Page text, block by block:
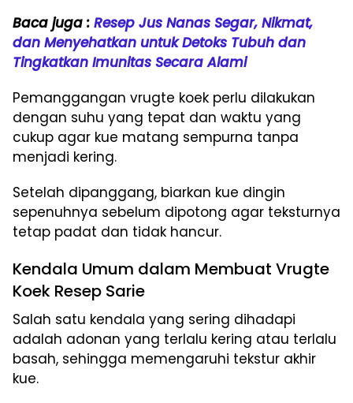
Baca juga : Resep Jus Nanas Segar, Nikmat,
dan Menyehatkan untuk Detoks Tubuh dan
Tingkatkan Imunitas Secara Alami
Pemanggangan vrugte koek perlu dilakukan
dengan suhu yang tepat dan waktu yang
cukup agar kue matang sempurna tanpa
menjadi kering.
Setelah dipanggang, biarkan kue dingin
sepenuhnya sebelum dipotong agar teksturnya
tetap padat dan tidak hancur.
Kendala Umum dalam Membuat Vrugte
Koek Resep Sarie
Salah satu kendala yang sering dihadapi
adalah adonan yang terlalu kering atau terlalu
basah, sehingga memengaruhi tekstur akhir
kue.